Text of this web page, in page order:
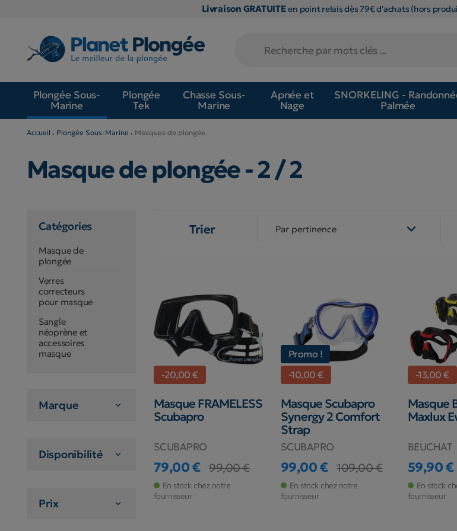
Livraison GRATUITEen point relais dès 79€ d'achats (hors
Plongée Sous-
Marine
Plongée
Tek
Chasse Sous-
Marine
Apnée et
Nage
SNORKELING -
Palmée
Accueil Plongée Sous-Marine Masques de plongée
Masque de plongée- 2 / 2
Catégories
Masque de
plongée
Verres
correcteurs
pour masque
Sangle
néoprène et
accessoires
masque
Marque 
Disponibilité 
Prix 
Trier Par pertinence 
-20,00 €
Masque FRAMELESS
Scubapro
SCUBAPRO
Prix
79,00 €
Prix de base
99,00 €
En stock chez notre
fournisseur
Promo !
-10,00 €
Masque Scubapro
Synergy 2 Comfort
Strap
SCUBAPRO
Prix
99,00 €
Prix de base
109,00 €
En stock chez notre
fournisseur
-13,00 €
Masque
Maxlux
BEUCHAT
Prix
59,90 €
Prix de
En stock
fournisseur